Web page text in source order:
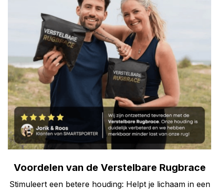
Voordelen van de Verstelbare Rugbrace
Stimuleert een betere houding: Helpt je lichaam in een